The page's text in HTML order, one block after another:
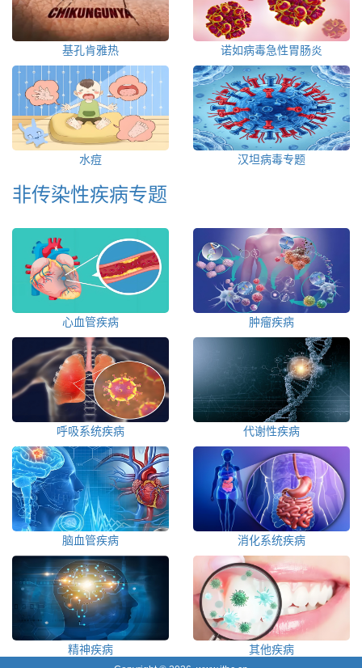
基孔肯雅热 诺如病毒急性胃肠炎
水痘 汉坦病毒专题
非传染性疾病专题
心血管疾病 肿瘤疾病
呼吸系统疾病 代谢性疾病
脑血管疾病 消化系统疾病
精神疾病 其他疾病